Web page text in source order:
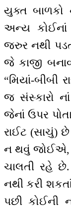
યુક્ત બાળકો
અન્ય કોઈનાં
જરુર નથી
જે કાજી
“મિયાં-બીબી
જ સંસ્કારો
જેનાં ઉપર
રાઈટ (સાચું)
ન થવું જોઈએ,
ચાલતી રહે
નથી કરી
પછી કોઈની